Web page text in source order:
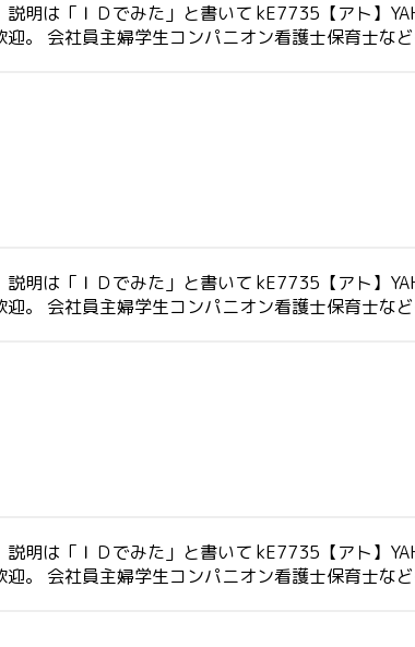
明は「ＩＤでみた」と書いて kE7735【アト】
。 会社員主婦学生コンパニオン看護士保育士など
明は「ＩＤでみた」と書いて kE7735【アト】
。 会社員主婦学生コンパニオン看護士保育士など
明は「ＩＤでみた」と書いて kE7735【アト】
。 会社員主婦学生コンパニオン看護士保育士など